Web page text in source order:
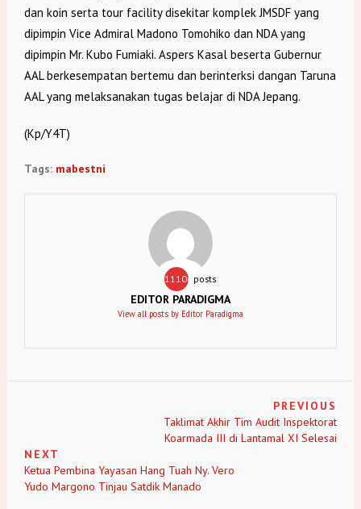
dan koin serta tour facility disekitar komplek JMSDF yang
dipimpin Vice Admiral Madono Tomohiko dan NDA yang
dipimpin Mr. Kubo Fumiaki. Aspers Kasal beserta Gubernur
AAL berkesempatan bertemu dan berinterksi dangan Taruna
AAL yang melaksanakan tugas belajar di NDA Jepang.
(Kp/Y4T)
Tags: mabestni
11106 posts
EDITOR PARADIGMA
View all posts by Editor Paradigma
PREVIOUS
Taklimat Akhir Tim Audit Inspektorat
Koarmada III di Lantamal XI Selesai
NEXT
Ketua Pembina Yayasan Hang Tuah Ny. Vero
Yudo Margono Tinjau Satdik Manado